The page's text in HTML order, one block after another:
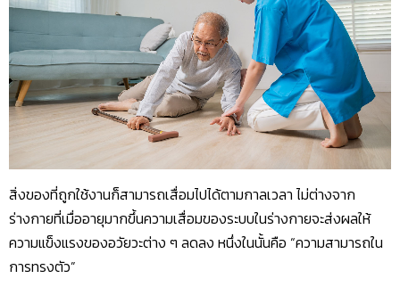
สิ่งของที่ถูกใช้งานก็สามารถเสื่อมไปได้ตามกาลเวลา ไม่ต่างจาก
ร่างกายที่เมื่ออายุมากขึ้นความเสื่อมของระบบในร่างกายจะส่งผลให้
ความแข็งแรงของอวัยวะต่าง ๆ ลดลง หนึ่งในนั้นคือ “ความสามารถใน
การทรงตัว”